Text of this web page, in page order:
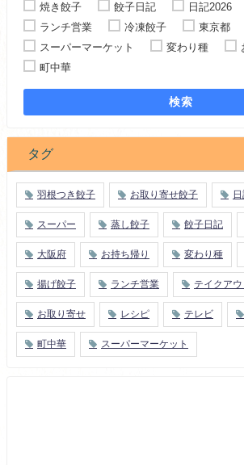
焼き餃子 餃子日記 日記2026
ランチ営業
冷凍餃子 東京都
スーパーマーケット
変わり種
町中華
検索
タグ
羽根つき餃子 お取り寄せ餃子
スーパー 蒸し餃子 餃子日記
大阪府 お持ち帰り 変わり種
揚げ餃子 ランチ営業 テイクアウ
お取り寄せ レシピ テレビ
町中華 スーパーマーケット